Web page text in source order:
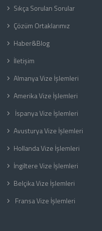
Sıkça Sorulan Sorular
Çözüm Ortaklarımız
Haber&Blog
İletişim
Almanya Vize İşlemleri
Amerika Vize İşlemleri
İspanya Vize İşlemleri
Avusturya Vize İşlemleri
Hollanda Vize İşlemleri
İngiltere Vize İşlemleri
Belçika Vize İşlemleri
Fransa Vize İşlemleri